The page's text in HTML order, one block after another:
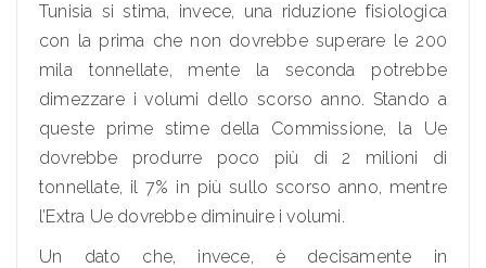
Tunisia si stima, invece, una riduzione fisiologica
con la prima che non dovrebbe superare le 200
mila tonnellate, mente la seconda potrebbe
dimezzare i volumi dello scorso anno. Stando a
queste prime stime della Commissione, la Ue
dovrebbe produrre poco più di 2 milioni di
tonnellate, il 7% in più sullo scorso anno, mentre
l’Extra Ue dovrebbe diminuire i volumi.
Un dato che, invece, è decisamente in